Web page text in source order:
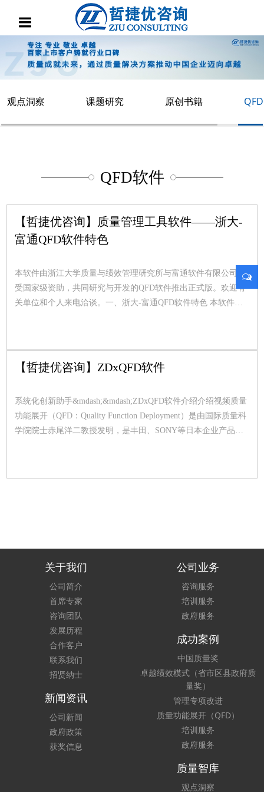
观点洞察 课题研究 原创书籍
QFD软件
【哲捷优咨询】质量管理工具软件——浙大-
富通QFD软件特色
本软件由浙江大学质量与绩效管理研究所与富通软件有限公司，
受国家级资助，共同研究与开发的QFD软件推出正式版。欢迎有
关单位和个人来电洽谈。一、浙大-富通QFD软件特色 本软件界
全鼠标化操作。系统小巧占用空间小。二、
【哲捷优咨询】ZDxQFD软件
系统化创新助手&mdash;&mdash;ZDxQFD软件介绍介绍视频质量
功能展开（QFD：Quality Function Deployment）是由国际质量科
学院院士赤尾洋二教授发明，是丰田、SONY等日本企业产品开
关于我们
公司简介
首席专家
咨询团队
发展历程
合作客户
联系我们
招贤纳士
公司业务
咨询服务
培训服务
政府服务
成功案例
中国质量奖
卓越绩效模式（省市区县政府质
量奖）
管理专项改进
质量功能展开（QFD）
培训服务
政府服务
新闻资讯
公司新闻
政府政策
获奖信息
质量智库
观点洞察